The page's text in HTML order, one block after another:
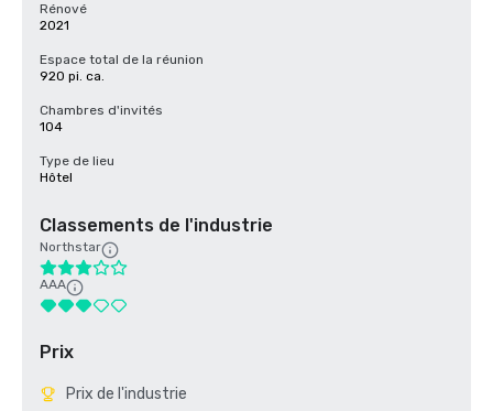
Rénové
2021
Espace total de la réunion
920 pi. ca.
Chambres d'invités
104
Type de lieu
Hôtel
Classements de l'industrie
Northstar
AAA
Prix
Prix de l'industrie